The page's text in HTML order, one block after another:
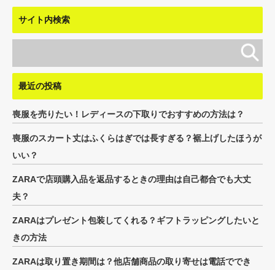
サイト内検索
最近の投稿
喪服を売りたい！レディースの下取りでおすすめの方法は？
喪服のスカート丈はふくらはぎでは長すぎる？裾上げしたほうが
いい？
ZARAで店頭購入品を返品するときの理由は自己都合でも大丈
夫？
ZARAはプレゼント包装してくれる？ギフトラッピングしたいと
きの方法
ZARAは取り置き期間は？他店舗商品の取り寄せは電話ででき